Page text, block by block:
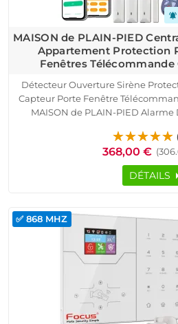
notifications_active
MAISON de PLAIN-PIED
Appartement Protection
Fenêtres Télécommande
Détecteur Ouverture Sirène
Capteur Porte Fenêtre
MAISON de PLAIN-PIED
IP Réseau GSM
368,00 €
DÉTAILS
✅ 868 MHZ